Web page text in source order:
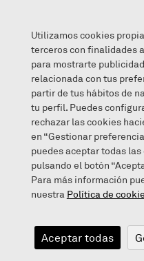
GOGORATU
2020/04/22
Utilizamos cookies
terceros con finalidades
para mostrarte publicidad
relacionada con tus
partir de tus hábitos de
tu perfil. Puedes
rechazar las cookies
en “Gestionar
puedes aceptar todas
pulsando el botón
Para más información
nuestra Política de
Aceptar todas